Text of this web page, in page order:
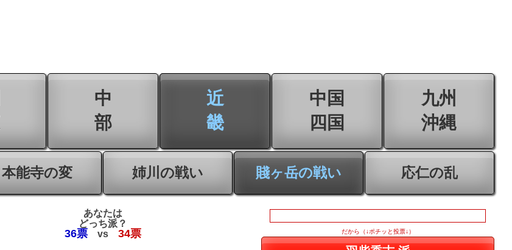
中
部
近
畿
中国
四国
九州
沖縄
本能寺の変 姉川の戦い 賤ヶ岳の戦い 応仁の乱
だから（↓ポチッと投票↓）
あなたは
どっち派？
36票 vs 34票